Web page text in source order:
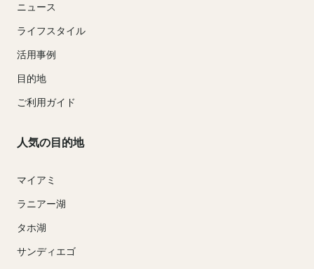
ニュース
ライフスタイル
活用事例
目的地
ご利用ガイド
人気の目的地
マイアミ
ラニアー湖
タホ湖
サンディエゴ